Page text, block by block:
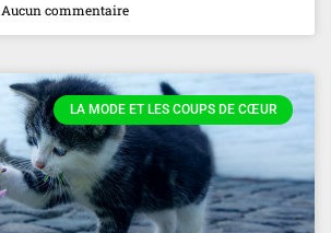
Aucun commentaire
LA MODE ET LES COUPS DE CŒUR